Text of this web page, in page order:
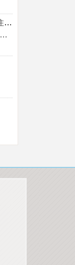
徵走馬瀨專案農場平日4人住宿序號
徵走馬瀨專案農場住宿四人序號，感謝